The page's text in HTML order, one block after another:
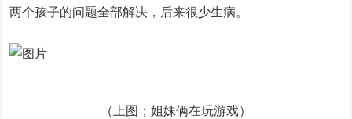
两个孩子的问题全部解决，后来很少生病。
（上图；姐妹俩在玩游戏）